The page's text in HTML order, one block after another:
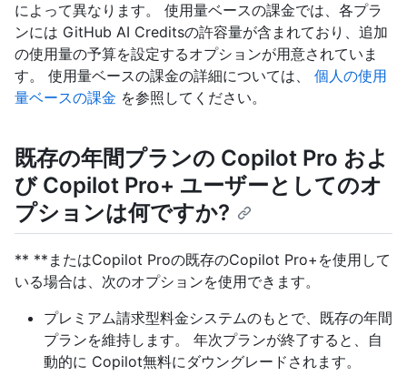
によって異なります。 使用量ベースの課金では、各プラ
ンには GitHub AI Creditsの許容量が含まれており、追加
の使用量の予算を設定するオプションが用意されていま
す。 使用量ベースの課金の詳細については、 個人の使用
量ベースの課金 を参照してください。
既存の年間プランの Copilot Pro およ
び Copilot Pro+ ユーザーとしてのオ
プションは何ですか?
** **またはCopilot Proの既存のCopilot Pro+を使用して
いる場合は、次のオプションを使用できます。
プレミアム請求型料金システムのもとで、既存の年間
プランを維持します。 年次プランが終了すると、自
動的に Copilot無料にダウングレードされます。